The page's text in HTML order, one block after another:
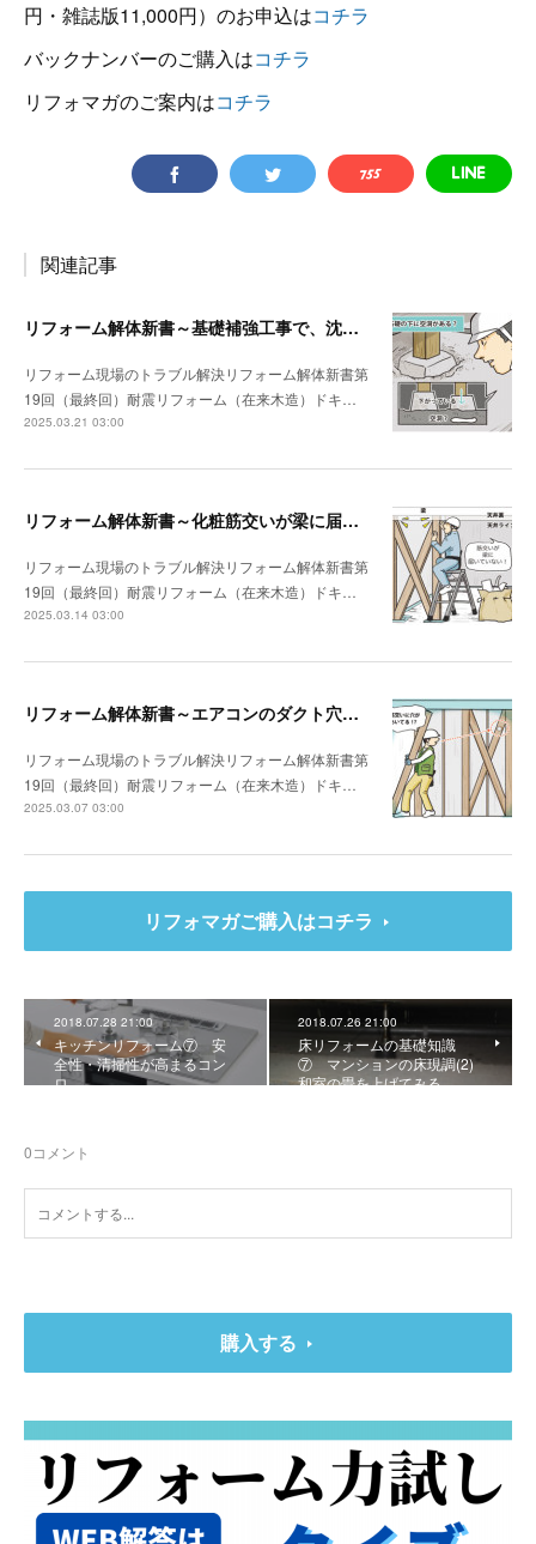
円・雑誌版11,000円）のお申込はコチラ
バックナンバーのご購入はコチラ
リフォマガのご案内はコチラ
関連記事
リフォーム解体新書～基礎補強工事で、沈んでいる独立基礎を発見
リフォーム現場のトラブル解決リフォーム解体新書第
19回（最終回）耐震リフォーム（在来木造）ドキ…
2025.03.21 03:00
リフォーム解体新書～化粧筋交いが梁に届いていなかった
リフォーム現場のトラブル解決リフォーム解体新書第
19回（最終回）耐震リフォーム（在来木造）ドキ…
2025.03.14 03:00
リフォーム解体新書～エアコンのダクト穴が筋交いを貫通していた
リフォーム現場のトラブル解決リフォーム解体新書第
19回（最終回）耐震リフォーム（在来木造）ドキ…
2025.03.07 03:00
リフォマガご購入はコチラ
2018.07.28 21:00
キッチンリフォーム⑦ 安
全性・清掃性が高まるコン
ロ
2018.07.26 21:00
床リフォームの基礎知識
⑦ マンションの床現調(2)
和室の畳を上げてみる
0コメント
購入する